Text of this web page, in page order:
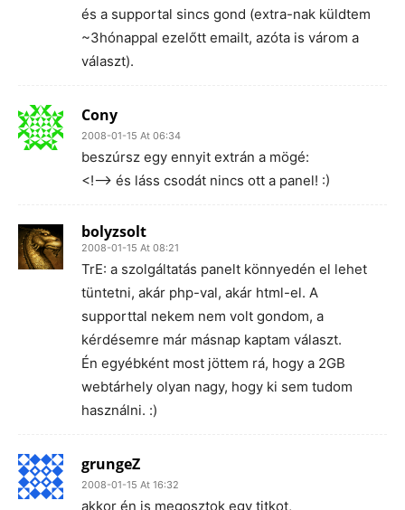
és a supportal sincs gond (extra-nak küldtem
~3hónappal ezelőtt emailt, azóta is várom a
választ).
Cony
2008-01-15 At 06:34
beszúrsz egy ennyit extrán a mögé:
<!—-> és láss csodát nincs ott a panel! :)
bolyzsolt
2008-01-15 At 08:21
TrE: a szolgáltatás panelt könnyedén el lehet
tüntetni, akár php-val, akár html-el. A
supporttal nekem nem volt gondom, a
kérdésemre már másnap kaptam választ.
Én egyébként most jöttem rá, hogy a 2GB
webtárhely olyan nagy, hogy ki sem tudom
használni. :)
grungeZ
2008-01-15 At 16:32
akkor én is megosztok egy titkot,